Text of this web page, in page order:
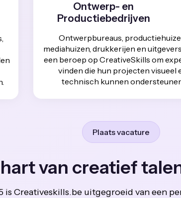
Ontwerp- en
Productiebedrijven
Ontwerpbureaus,
mediahuizen, drukkerijen en
een beroep op CreativeSkills om
vinden die hun projecten visueel
technisch kunnen
Plaats vacature
van creatief
is Creativeskills.be uitgegroeid van een